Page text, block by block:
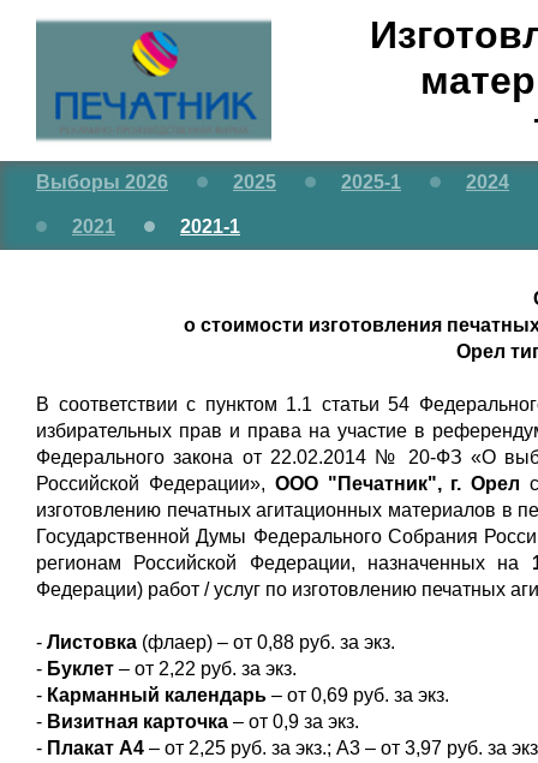
Выборы 2026 2025 2025-1 2024
2021 2021-1
о стоимости изготовления
Орел
В соответствии с пунктом 1.1 статьи 54
избирательных прав и права на участие в
Федерального закона от 22.02.2014 № 20-ФЗ «О
Российской Федерации», ООО "Печатник", г. Орел
изготовлению печатных агитационных материалов в
Государственной Думы Федерального Собрания
регионам Российской Федерации, назначенных на
Федерации) работ / услуг по изготовлению печатных
- Листовка (флаер) – от 0,88 руб. за экз.
- Буклет – от 2,22 руб. за экз.
- Карманный календарь – от 0,69 руб. за экз.
- Визитная карточка – от 0,9 за экз.
- Плакат А4 – от 2,25 руб. за экз.; А3 – от 3,97 руб. за